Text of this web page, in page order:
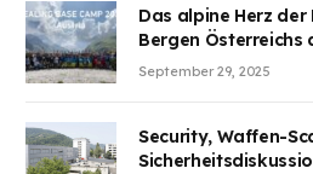
Das alpine Herz der
Bergen Österreichs
Wunden des
September 29, 2025
Security, Waffen-